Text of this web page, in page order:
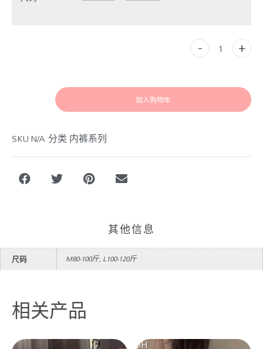
加入购物车
SKUN/A 分类内裤系列
其他信息
尺码 M80-100斤, L100-120斤
相关产品